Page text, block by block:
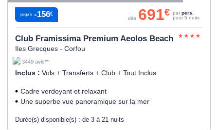
Club Framissima Premium Aeolos Beach
Iles Grecques - Corfou
3449 avis**
Inclus : Vols + Transferts + Club + Tout Inclus
Cadre verdoyant et relaxant
Une superbe vue panoramique sur la mer
Durée(s) disponible(s) : de 3 à 21 nuits
jusqu’à -156€
dès 691€ par pers.
pour 5 nuits